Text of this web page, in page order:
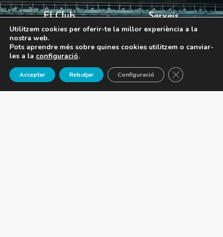
El Club
Història
Transparència
Junta directiva
Serveis
Instal·lacions esportives
CNB Outdoor
Àrea de salut
Utilitzem cookies per oferir-te la millor experiència a la
nostra web.
Pots aprendre més sobre quines cookies utilitzem o canviar-
les a la configuració.
Acceptar Rebutjar Configuració Tanca el